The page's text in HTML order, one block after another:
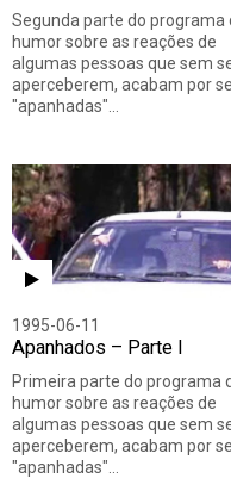
Segunda parte do programa
humor sobre as reações de
algumas pessoas que sem
aperceberem, acabam por
"apanhadas"…
1995-06-11
Apanhados – Parte I
Primeira parte do programa
humor sobre as reações de
algumas pessoas que sem
aperceberem, acabam por
"apanhadas"…